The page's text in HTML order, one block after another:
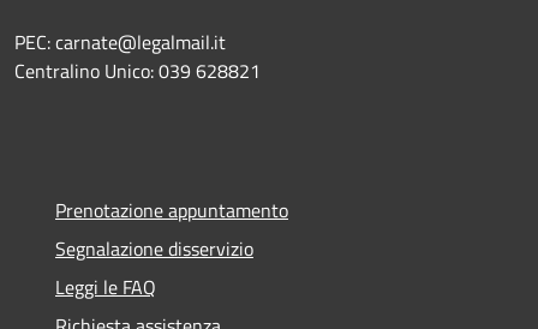
PEC: carnate@legalmail.it
Centralino Unico: 039 628821
Prenotazione appuntamento
Segnalazione disservizio
Leggi le FAQ